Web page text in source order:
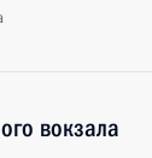
вокзала